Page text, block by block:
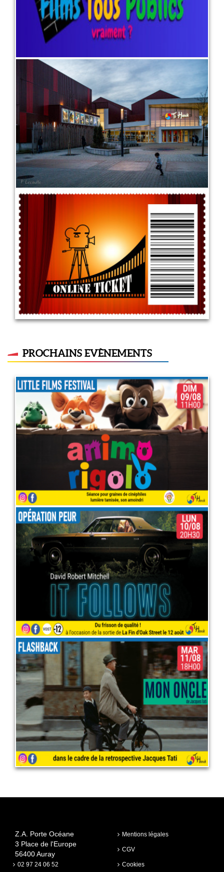
Présentation du ciné en quelques
mots, et quelques images...
1 juin 2022
LIRE PLUS
Vente A Distance (VAD)
5 mai 2022
LIRE PLUS
PROCHAINS EVÈNEMENTS
Little films festival : Animo
rigolo
9 août 2026
LIRE PLUS
Opération peur : "It follows"
10 août 2026
LIRE PLUS
RETROSPECTIVE JACQUES TATI
: MON ONCLE
11 août 2026
LIRE PLUS
Z.A. Porte Océane
3 Place de l'Europe
56400 Auray
02 97 24 06 52
Mentions légales
CGV
Cookies